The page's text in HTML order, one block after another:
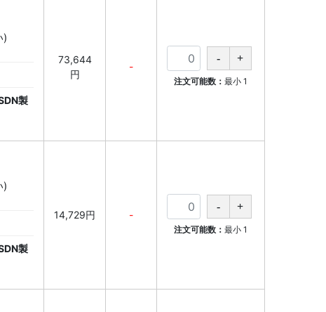
)
製
73,644
円
-
注文可能数： 最小 1
)
製
14,729円 -
注文可能数： 最小 1